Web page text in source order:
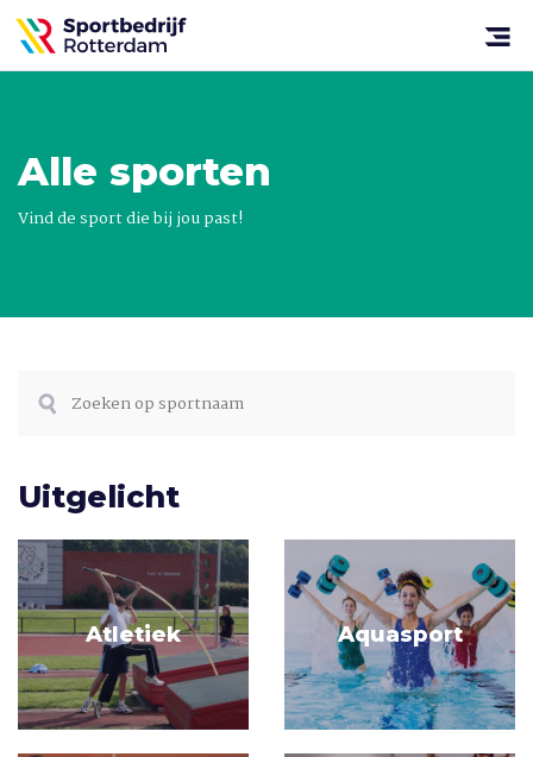
Open
Sportbedrijf
Rotterdam
Alle sporten
Vind de sport die bij jou past!
Uitgelicht
Atletiek Aquasport